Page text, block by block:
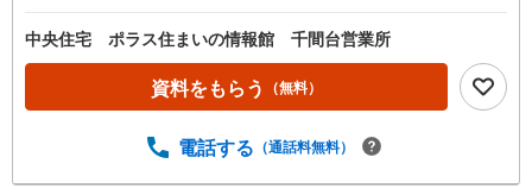
中央住宅 ポラス住まいの情報館 千間台営業所
資料をもらう （無料）
電話する （通話料無料）